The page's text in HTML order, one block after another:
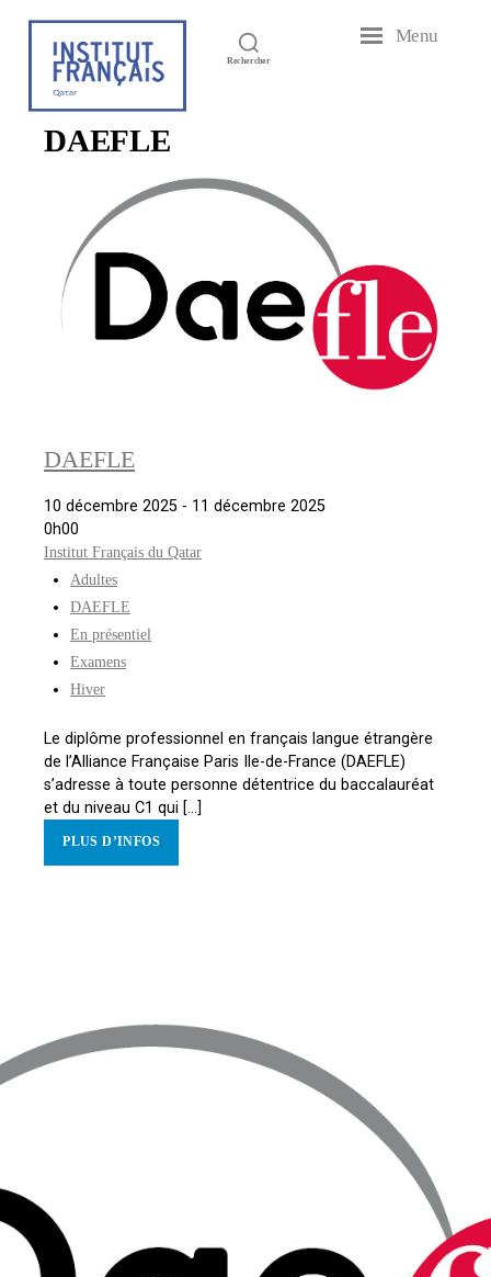
Rechercher
Institut
Français
Qatar
Menu
DAEFLE
DAEFLE
10 décembre 2025 - 11 décembre 2025
0h00
Institut Français du Qatar
Adultes
DAEFLE
En présentiel
Examens
Hiver
Le diplôme professionnel en français langue étrangère
de l’Alliance Française Paris Ile-de-France (DAEFLE)
s’adresse à toute personne détentrice du baccalauréat
et du niveau C1 qui [...]
PLUS D’INFOS